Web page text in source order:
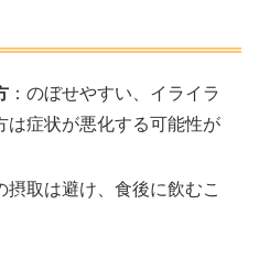
：のぼせやすい、イライラ
は症状が悪化する可能性が
摂取は避け、食後に飲むこ